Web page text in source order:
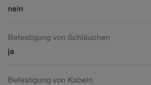
nein
Befestigung von Schläuchen
ja
Befestigung von Kabeln